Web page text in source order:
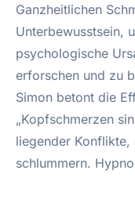
Ganzheitlichen
Unterbewusstsein,
psychologische
erforschen und zu
Simon betont die
„Kopfschmerzen
liegender Konflikte,
schlummern.